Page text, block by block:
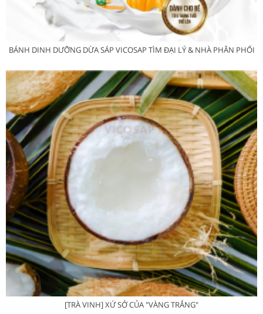
BÁNH DINH DƯỠNG DỪA SÁP VICOSAP TÌM ĐẠI LÝ & NHÀ PHÂN PHỐI
[TRÀ VINH] XỨ SỞ CỦA "VÀNG TRẮNG"